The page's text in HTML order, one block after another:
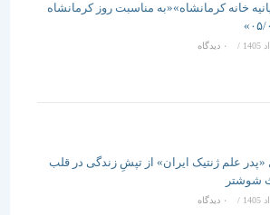
کرمانشاه»«به مناسبت روز کرمانشاه
۰ دیدگاه
ژنتیک ایران» از تپشِ زندگی در قلب
۰ دیدگاه